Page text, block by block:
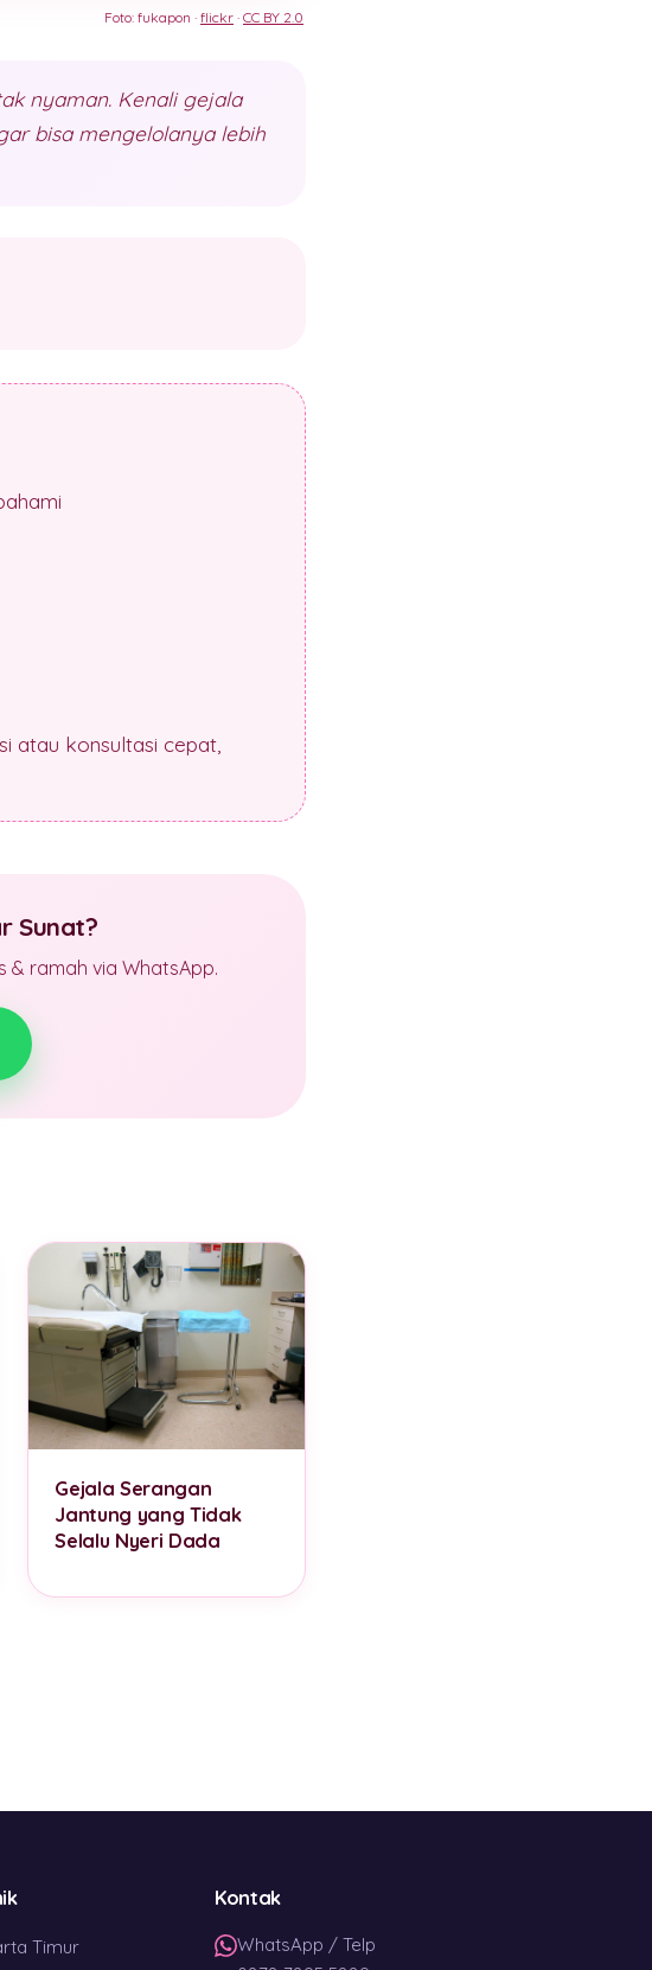
Foto: fukapon · flickr · CC BY 2.0
nyaman. Kenali gejala
bisa mengelolanya lebih
atau konsultasi cepat,
Sunat?
& ramah via WhatsApp.
Gejala Serangan
Jantung yang Tidak
Selalu Nyeri Dada
Timur
Kontak
WhatsApp / Telp